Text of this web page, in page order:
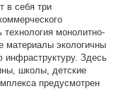
в себя три
технология монолитно-
материалы экологичны
инфраструктуру. Здесь
школы, детские
предусмотрен